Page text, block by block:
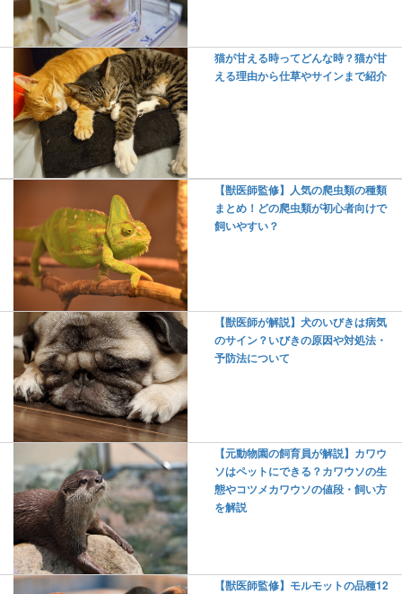
猫が甘える時ってどんな時？猫が甘
える理由から仕草やサインまで紹介
【獣医師監修】人気の爬虫類の種類
まとめ！どの爬虫類が初心者向けで
飼いやすい？
【獣医師が解説】犬のいびきは病気
のサイン？いびきの原因や対処法・
予防法について
【元動物園の飼育員が解説】カワウ
ソはペットにできる？カワウソの生
態やコツメカワウソの値段・飼い方
を解説
【獣医師監修】モルモットの品種12